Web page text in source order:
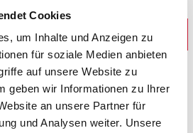
Cookies
um Inhalte und Anzeigen zu
für soziale Medien anbieten
auf unsere Website zu
geben wir Informationen zu Ihrer
an unsere Partner für
und Analysen weiter. Unsere
Suche
30 Sekunden das Passende finden
gesuchte Inhalt ist